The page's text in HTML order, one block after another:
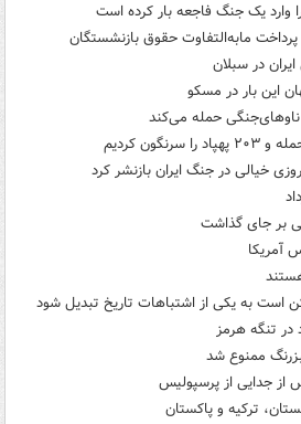
وارد یک جنگ فاجعه بار کرده است
مابه‌التفاوت حقوق بازنشستگان
در سبلان
این بار در مسکو
خیالی در جنگ ایران بازنشر کرد
آمریکا
است به یکی از اشتباهات تاریخ تبدیل شود
تنگه هرمز
ممنوع شد
جدایی از پرسپولیس
ترکیه و پاکستان